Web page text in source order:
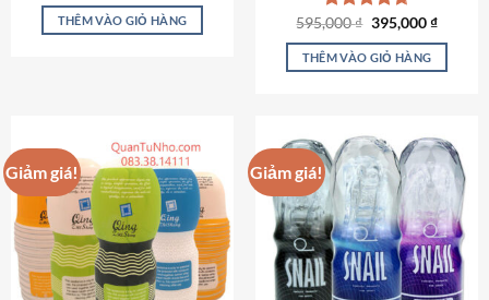
sản
phẩm
là:
895,000 ₫.
tại
THÊM VÀO GIỎ HÀNG
Được xếp
hạng4.64
5 sao
595,000₫ Giá
là:
595,000 ₫.
395,000₫Giá
tại
THÊM VÀO GIỎ HÀNG
Giảm giá! Giảm giá!